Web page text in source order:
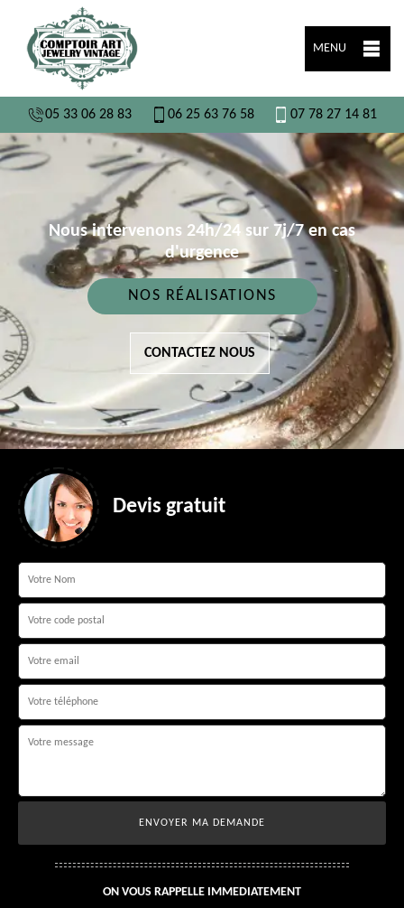
MENU
05 33 06 28 83 06 25 63 76 58 07 78 27 14 81
Nous intervenons 24h/24 sur 7j/7 en cas
d'urgence
NOS RÉALISATIONS
CONTACTEZ NOUS
Devis gratuit
ON VOUS RAPPELLE IMMEDIATEMENT